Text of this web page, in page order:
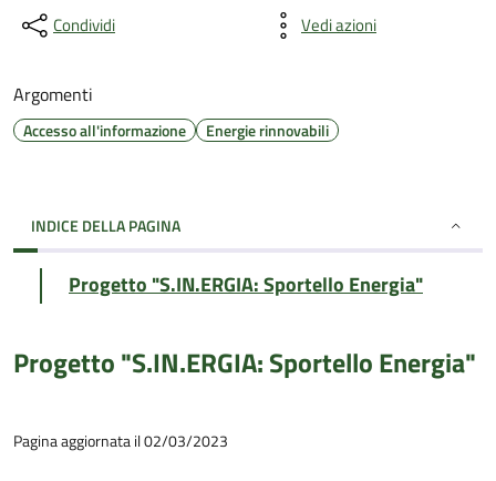
Condividi Vedi azioni
Argomenti
Accesso all'informazione Energie rinnovabili
INDICE DELLA PAGINA
Progetto "S.IN.ERGIA: Sportello Energia"
Progetto "S.IN.ERGIA: Sportello Energia"
Pagina aggiornata il 02/03/2023